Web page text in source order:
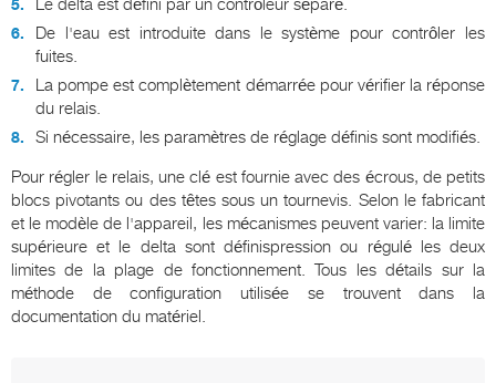
Le delta est défini par un contrôleur séparé.
De l'eau est introduite dans le système pour contrôler les
fuites.
La pompe est complètement démarrée pour vérifier la réponse
du relais.
Si nécessaire, les paramètres de réglage définis sont modifiés.
Pour régler le relais, une clé est fournie avec des écrous, de petits
blocs pivotants ou des têtes sous un tournevis. Selon le fabricant
et le modèle de l'appareil, les mécanismes peuvent varier: la limite
supérieure et le delta sont définispression ou régulé les deux
limites de la plage de fonctionnement. Tous les détails sur la
méthode de configuration utilisée se trouvent dans la
documentation du matériel.